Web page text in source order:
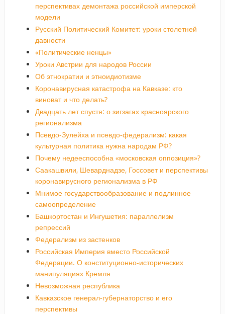
перспективах демонтажа российской имперской
модели
Русский Политический Комитет: уроки столетней
давности
«Политические ненцы»
Уроки Австрии для народов России
Об этнократии и этноидиотизме
Коронавирусная катастрофа на Кавказе: кто
виноват и что делать?
Двадцать лет спустя: о зигзагах красноярского
регионализма
Псевдо-Зулейха и псевдо-федерализм: какая
культурная политика нужна народам РФ?
Почему недееспособна «московская оппозиция»?
Саакашвили, Шеварднадзе, Госсовет и перспективы
коронавирусного регионализма в РФ
Мнимое государствообразование и подлинное
самоопределение
Башкортостан и Ингушетия: параллелизм
репрессий
Федерализм из застенков
Российская Империя вместо Российской
Федерации. О конституционно-исторических
манипуляциях Кремля
Невозможная республика
Кавказское генерал-губернаторство и его
перспективы